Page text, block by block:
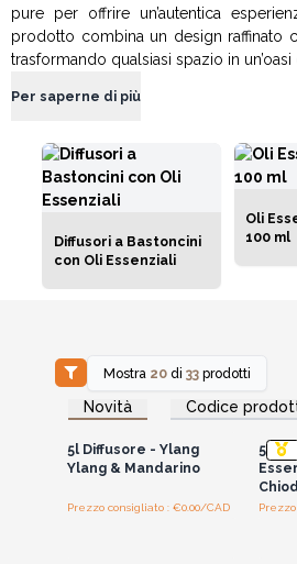
pure per offrire un’autentica
prodotto combina un design raffinato
trasformando qualsiasi spazio in
Per saperne di più
Diffusori a Bastoncini
con Oli Essenziali
Oli
100 ml
Mostra 20 di33 prodotti
Novità Codice
Accedi per vedere
i prezzi all'ingrosso
5l Diffusore - Ylang
Ylang & Mandarino
Prezzo consigliato : €0.00/CAD
i
5l